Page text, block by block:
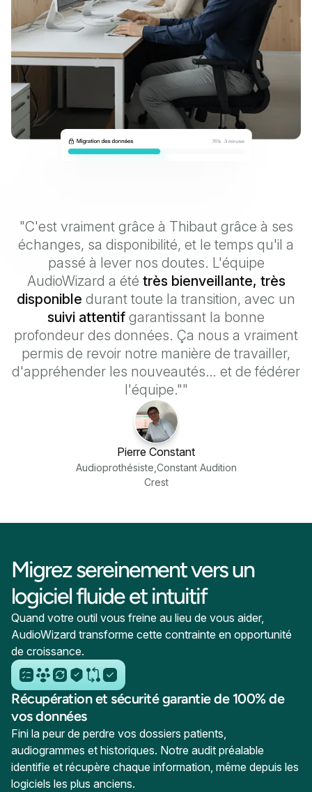
"C'est vraiment grâce à Thibaut grâce à ses
échanges, sa disponibilité, et le temps qu'il a
passé à lever nos doutes. L'équipe
AudioWizard a été très bienveillante, très
disponible durant toute la transition, avec un
suivi attentif garantissant la bonne
profondeur des données. Ça nous a vraiment
permis de revoir notre manière de travailler,
d'appréhender les nouveautés… et de fédérer
l'équipe.""
Pierre Constant
Audioprothésiste Constant Audition
Crest
Migrez sereinement vers un
logiciel fluide et intuitif
Quand votre outil vous freine au lieu de vous aider,
AudioWizard transforme cette contrainte en opportunité
de croissance.
Récupération et sécurité garantie de 100% de
vos données
Fini la peur de perdre vos dossiers patients,
audiogrammes et historiques. Notre audit préalable
identifie et récupère chaque information, même depuis les
logiciels les plus anciens.